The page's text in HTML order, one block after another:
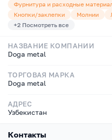
Фурнитура и расходные
Кнопки/заклепки
Молнии
+2 Посмотреть все
НАЗВАНИЕ КОМПАНИИ
Doga metal
ТОРГОВАЯ МАРКА
Doga metal
АДРЕС
Узбекистан
Контакты